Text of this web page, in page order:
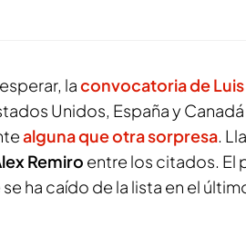
laconvocatoria de Luis
Unidos, España y
alguna que otra sorpresa.
Remiro entre los citados. El
se ha caído de la lista en el